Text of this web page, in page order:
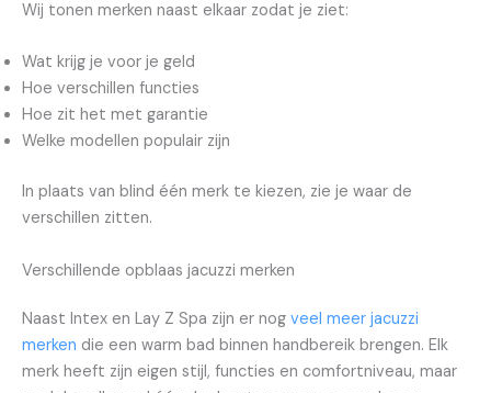
Wij tonen merken naast elkaar zodat je ziet:
Wat krijg je voor je geld
Hoe verschillen functies
Hoe zit het met garantie
Welke modellen populair zijn
In plaats van blind één merk te kiezen, zie je waar de
verschillen zitten.
Verschillende opblaas jacuzzi merken
Naast Intex en Lay Z Spa zijn er nog veel meer jacuzzi
merken die een warm bad binnen handbereik brengen. Elk
merk heeft zijn eigen stijl, functies en comfortniveau, maar